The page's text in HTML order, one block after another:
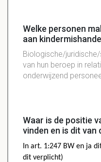
Welke personen
aan
Biologische/
van hun beroep in
onderwijzend
Waar is de positie
vinden en is dit van
In art. 1:247 BW en ja
dit verplicht)